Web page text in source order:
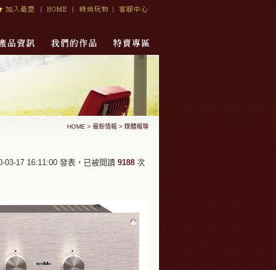
HOME > 最新情報 > 媒體報導
03-17 16:11:00 發表，已被閱讀 9188 次